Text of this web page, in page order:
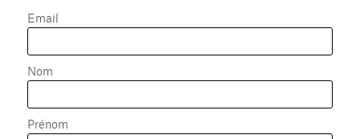
Email
Nom
Prénom